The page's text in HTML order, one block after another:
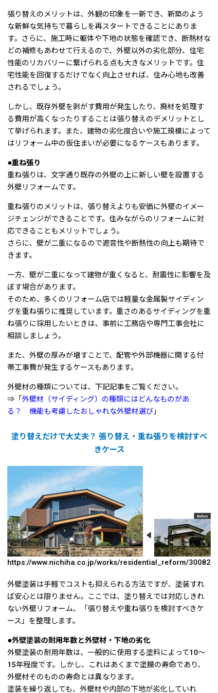
張り替えのメリットは、外観の印象を一新でき、新築のよう
な新鮮な気持ちで暮らしを再スタートできることにありま
す。さらに、施工時に躯体や下地の状態を確認でき、断熱材な
どの補修もあわせて行えるので、外壁以外の劣化部分、住宅
性能のリカバリーに繋げられる点も大きなメリットです。住
宅性能を回復するだけでなく向上させれば、住み心地も改善
されるでしょう。
しかし、既存外壁を剥がす費用が発生したり、廃材を処理す
る費用が高くなったりすることは張り替えのデメリットとし
て挙げられます。また、建物の劣化度合いや施工規模によって
はリフォーム中の仮住まいが必要になるケースもあります。
●重ね張り
重ね張りは、文字通り既存の外壁の上に新しい壁を設置する
外壁リフォームです。
重ね張りのメリットは、張り替えよりも安価に外壁のイメー
ジチェンジができることです。住みながらのリフォームに対
応できることもメリットでしょう。
さらに、壁が二重になるので遮音性や断熱性の向上も期待で
きます。
一方、壁が二重になって建物が重くなると、耐震性に影響を及
ぼす場合があります。
そのため、多くのリフォーム店では軽量な金属製サイディン
グを重ね張りに推奨しています。重さのあるサイディングを重
ね張りに採用したいときは、事前に工務店や専門工事会社に
相談しましょう。
また、外壁の厚みが増すことで、配管や外部機器に関する付
帯工事費が発生するケースもあります。
外壁材の種類については、下記記事をご覧ください。
⇒「 外壁材（サイディング）の種類にはどんなものがあ
る？ 機能も考慮したおしゃれな外壁材選び 」
塗り替えだけで大丈夫？ 張り替え・重ね張りを検討すべ
きケース
https://www.nichiha.co.jp/works/residential_reform/30082
外壁塗装は手軽でコストも抑えられる方法ですが、塗装すれ
ば安心とは限りません。ここでは、塗り替えでは対応しきれ
ない外壁リフォーム、「張り替えや重ね張りを検討すべきケ
ース」を整理します。
●外壁塗装の耐用年数と外壁材・下地の劣化
外壁塗装の耐用年数は、一般的に使用する塗料によって10〜
15年程度です。しかし、これはあくまで塗膜の寿命であり、
外壁材そのものの寿命とは異なります。
塗装を繰り返しても、外壁材や内部の下地が劣化していれ